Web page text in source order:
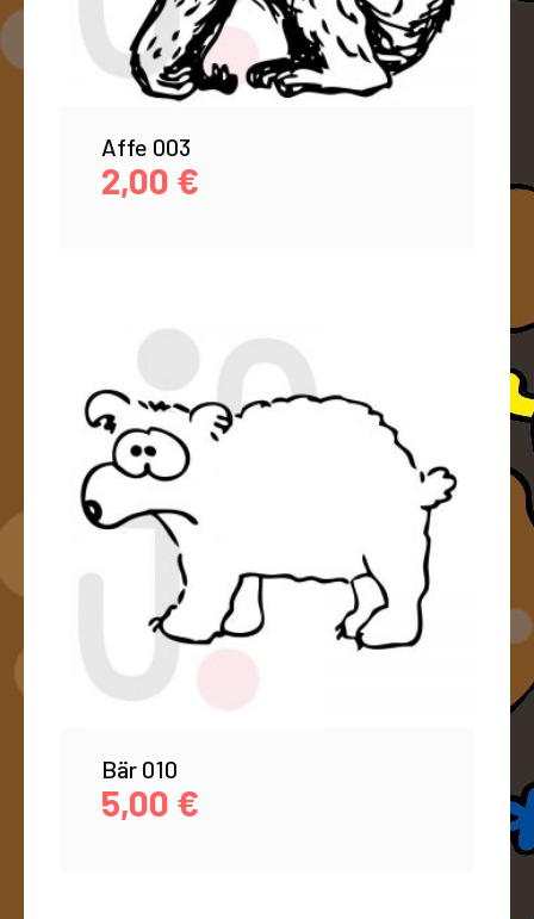
Affe 003
2,00 €
Bär 010
5,00 €